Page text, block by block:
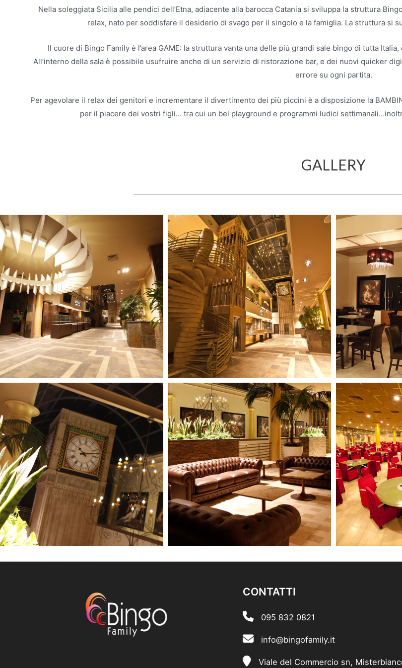
Nella soleggiata Sicilia alle pendici dell’Etna, adiacente alla barocca Catania si sviluppa la struttura
relax, nato per soddisfare il desiderio di svago per il singolo e la famiglia. La struttura si
Il cuore di Bingo Family è l’area GAME: la struttura vanta una delle più grandi sale bingo di tutta
All’interno della sala è possibile usufruire anche di un servizio di ristorazione bar, e dei nuovi quicker
errore su ogni partita.
Per agevolare il relax dei genitori e incrementare il divertimento dei più piccini è a disposizione la
per il piacere dei vostri figli… tra cui un bel playground e programmi ludici
GALLERY
CONTATTI
095 832 0821
info@bingofamily.it
Viale del Commercio sn,